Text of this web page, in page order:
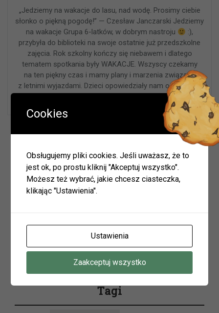
„Jedziemy na wakacje do lasu, nad wodę. Prosimy ciebie
słonko o piękną pogodę!” — Czesław Janczarski Jedziemy
na wakacje Grupa 6-latków, w dobrym nastroju
:),
przybyła do biblioteki na swoje ostatnie już przedszkolne
zajęcia. Rok szkolny kończy się niebawem i dlatego
tematem spotkania były WAKACJE. Wszyscy czekamy
na ten piękny czas i mamy plany i marzenia związane
z letnimi wyjazdami. Dzieci opowiedziały nam o swoich –
Wyszukiwarka
Szukaj
Archiwum
Archiwum
Tagi
Cookies
Obsługujemy pliki cookies. Jeśli uważasz, że to
jest ok, po prostu kliknij "Akceptuj wszystko".
Możesz też wybrać, jakie chcesz ciasteczka,
klikając "Ustawienia".
Ustawienia
Zaakceptuj wszystko